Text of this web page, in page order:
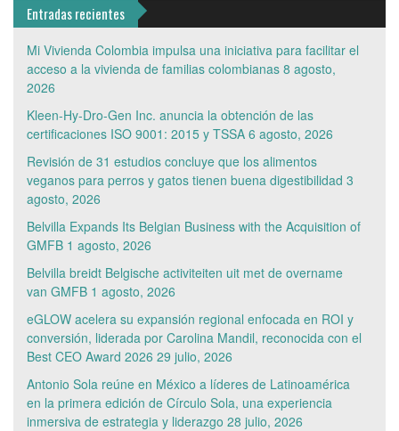
Entradas recientes
Mi Vivienda Colombia impulsa una iniciativa para facilitar el
acceso a la vivienda de familias colombianas 8 agosto,
2026
Kleen-Hy-Dro-Gen Inc. anuncia la obtención de las
certificaciones ISO 9001: 2015 y TSSA 6 agosto, 2026
Revisión de 31 estudios concluye que los alimentos
veganos para perros y gatos tienen buena digestibilidad 3
agosto, 2026
Belvilla Expands Its Belgian Business with the Acquisition of
GMFB 1 agosto, 2026
Belvilla breidt Belgische activiteiten uit met de overname
van GMFB 1 agosto, 2026
eGLOW acelera su expansión regional enfocada en ROI y
conversión, liderada por Carolina Mandil, reconocida con el
Best CEO Award 2026 29 julio, 2026
Antonio Sola reúne en México a líderes de Latinoamérica
en la primera edición de Círculo Sola, una experiencia
inmersiva de estrategia y liderazgo 28 julio, 2026